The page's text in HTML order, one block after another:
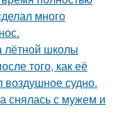
много
лётной школы
того, как её
воздушное судно.
снялась с мужем и